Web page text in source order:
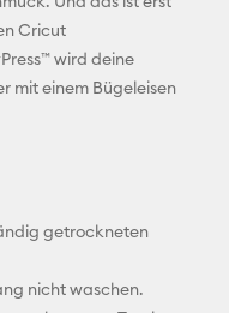
Cricut
wird deine
mit einem Bügeleisen
getrockneten
nicht waschen.